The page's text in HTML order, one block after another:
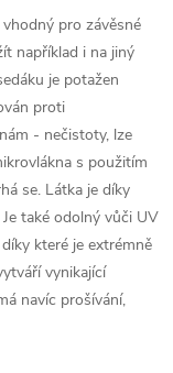
pro závěsné
například i na jiný
je potažen
proti
- nečistoty, lze
s použitím
se. Látka je díky
také odolný vůči UV
které je extrémně
vynikající
navíc prošívání,